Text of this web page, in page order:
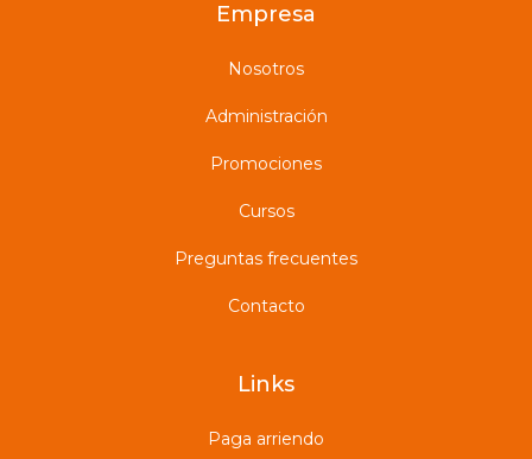
Empresa
Nosotros
Administración
Promociones
Cursos
Preguntas frecuentes
Contacto
Links
Paga arriendo